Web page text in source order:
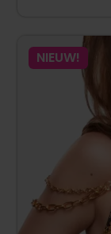
NIEUW!